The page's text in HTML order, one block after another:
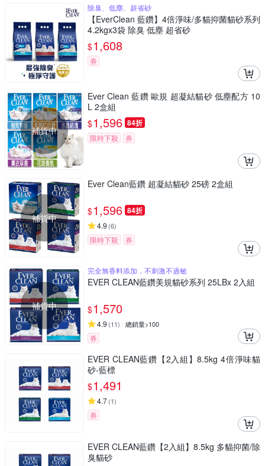
除臭、低塵、超省砂
【EverClean 藍鑽】4倍淨味/多貓抑菌貓砂系列
4.2kgx3袋 除臭 低塵 超省砂
$1,608
券
補貨中
Ever Clean 藍鑽 歐規 超凝結貓砂 低塵配方 10
L 2盒組
$1,596 84折
限時下殺 券
補貨中
Ever Clean藍鑽 超凝結貓砂 25磅 2盒組
$1,596 84折
4.9 (6)
限時下殺 券
補貨中
完全無香料添加，不刺激不過敏
EVER CLEAN藍鑽美規貓砂系列 25LBx 2入組
$1,570
4.9 (11) 總銷量>100
券
EVER CLEAN藍鑽【2入組】8.5kg 4倍淨味貓
砂-藍標
$1,491
4.7(1)
券
EVER CLEAN藍鑽【2入組】8.5kg 多貓抑菌/除
臭貓砂